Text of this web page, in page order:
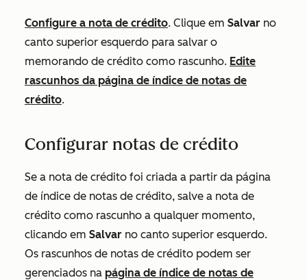
Configure a nota de crédito. Clique em Salvar no
canto superior esquerdo para salvar o
memorando de crédito como rascunho. Edite
rascunhos da página de índice de notas de
crédito.
Configurar notas de crédito
Se a nota de crédito foi criada a partir da página
de índice de notas de crédito, salve a nota de
crédito como rascunho a qualquer momento,
clicando em Salvar no canto superior esquerdo.
Os rascunhos de notas de crédito podem ser
gerenciados na página de índice de notas de